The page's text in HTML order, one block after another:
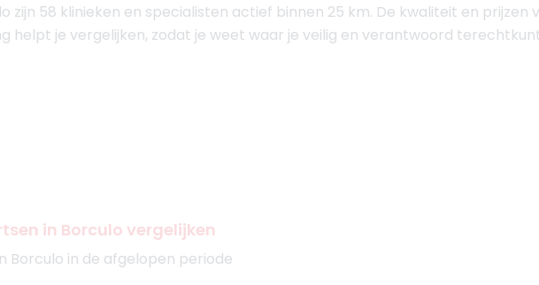
zijn 58 klinieken en specialisten actief binnen 25 km. De kwaliteit en prijzen
helpt je vergelijken, zodat je weet waar je veilig en verantwoord
in Borculo vergelijken
Borculo in de afgelopen periode